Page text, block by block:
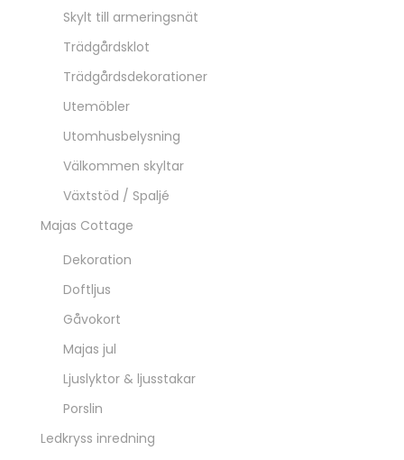
Skylt till armeringsnät
Trädgårdsklot
Trädgårdsdekorationer
Utemöbler
Utomhusbelysning
Välkommen skyltar
Växtstöd / Spaljé
Majas Cottage
Dekoration
Doftljus
Gåvokort
Majas jul
Ljuslyktor & ljusstakar
Porslin
Ledkryss inredning